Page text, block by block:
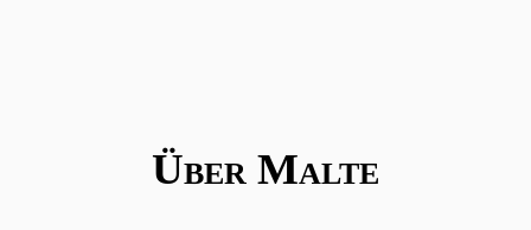
Über Malte